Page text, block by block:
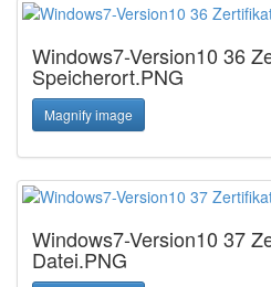
Windows7-Version10 36
Speicherort.PNG
Magnify image
Windows7-Version10 37
Datei.PNG